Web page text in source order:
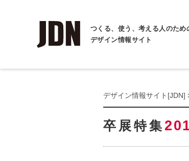
つくる、使う、考える人のため
デザイン情報サイト
デザイン情報サイト[JDN]
卒展特集